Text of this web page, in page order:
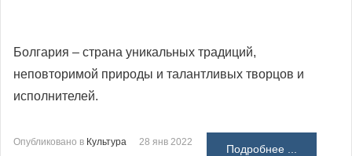
Болгария – страна уникальных традиций,
неповторимой природы и талантливых творцов и
исполнителей.
Опубликовано в Культура 28 янв 2022
Подробнее ...